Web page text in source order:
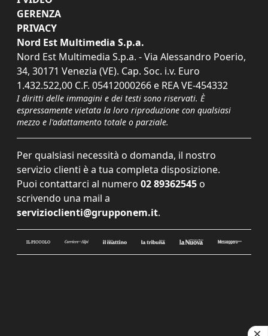
GERENZA
PRIVACY
Nord Est Multimedia S.p.a.
Nord Est Multimedia S.p.a. - Via Alessandro Poerio,
34, 30171 Venezia (VE). Cap. Soc. i.v. Euro
1.432.522,00 C.F. 05412000266 e REA VE-454332
I diritti delle immagini e dei testi sono riservati. È
espressamente vietata la loro riproduzione con qualsiasi
mezzo e l'adattamento totale o parziale.
Per qualsiasi necessità o domanda, il nostro
servizio clienti è a tua completa disposizione.
Puoi contattarci al numero 02 89362545 o
scrivendo una mail a
servizioclienti@grupponem.it.